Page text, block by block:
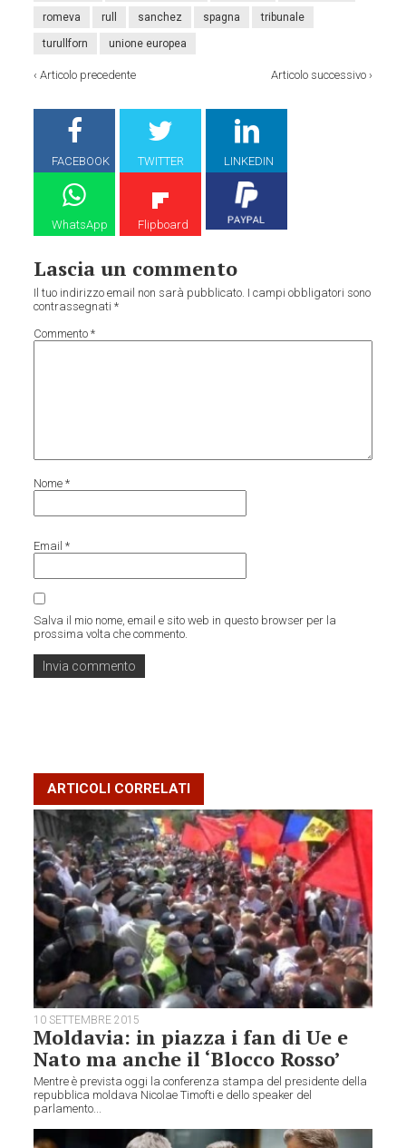
romeva rull sanchez spagna tribunale
turullforn unione europea
‹Articolo precedente Articolo successivo›
FACEBOOK TWITTER LINKEDIN
WhatsApp Flipboard
Lascia un commento
Il tuo indirizzo email non sarà pubblicato. I campi obbligatori sono
contrassegnati*
Commento*
Nome*
Email*
Salva il mio nome, email e sito web in questo browser per la
prossima volta che commento.
ARTICOLI CORRELATI
10 SETTEMBRE 2015
Moldavia: in piazza i fan di Ue e
Nato ma anche il ‘Blocco Rosso’
Mentre è prevista oggi la conferenza stampa del presidente della
repubblica moldava Nicolae Timofti e dello speaker del
parlamento...